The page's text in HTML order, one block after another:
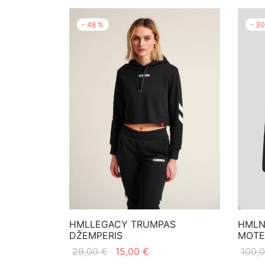
- 48 %
HMLLEGACY TRUMPAS
DŽEMPERIS
29,00€
Original
15,00 €
- 30